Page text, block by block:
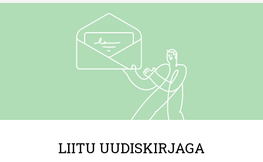
LIITU UUDISKIRJAGA